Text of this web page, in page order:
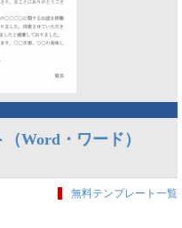
Word・ワード）
無料テンプレート一覧